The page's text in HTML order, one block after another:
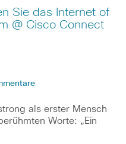
Sie das Internet of
@ Cisco Connect
als erster Mensch
Worte: „Ein